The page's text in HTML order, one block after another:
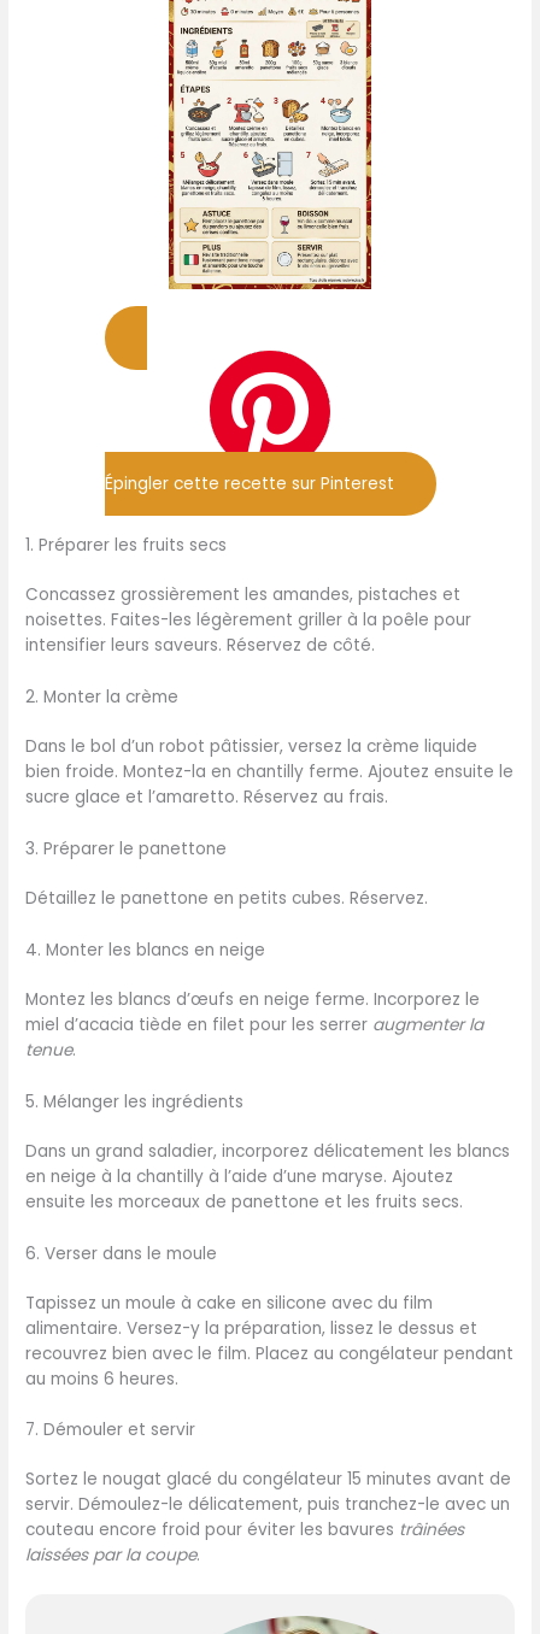
Épingler cette recette sur Pinterest
1. Préparer les fruits secs
Concassez grossièrement les amandes, pistaches et
noisettes. Faites-les légèrement griller à la poêle pour
intensifier leurs saveurs. Réservez de côté.
2. Monter la crème
Dans le bol d’un robot pâtissier, versez la crème liquide
bien froide. Montez-la en chantilly ferme. Ajoutez ensuite le
sucre glace et l’amaretto. Réservez au frais.
3. Préparer le panettone
Détaillez le panettone en petits cubes. Réservez.
4. Monter les blancs en neige
Montez les blancs d’œufs en neige ferme. Incorporez le
miel d’acacia tiède en filet pour les serrer augmenter la
tenue.
5. Mélanger les ingrédients
Dans un grand saladier, incorporez délicatement les blancs
en neige à la chantilly à l’aide d’une maryse. Ajoutez
ensuite les morceaux de panettone et les fruits secs.
6. Verser dans le moule
Tapissez un moule à cake en silicone avec du film
alimentaire. Versez-y la préparation, lissez le dessus et
recouvrez bien avec le film. Placez au congélateur pendant
au moins 6 heures.
7. Démouler et servir
Sortez le nougat glacé du congélateur 15 minutes avant de
servir. Démoulez-le délicatement, puis tranchez-le avec un
couteau encore froid pour éviter les bavures trâinées
laissées par la coupe.